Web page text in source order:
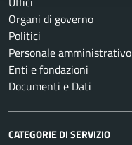
Organi di governo
Politici
Personale amministrativo
Enti e fondazioni
Documenti e Dati
CATEGORIE DI SERVIZIO